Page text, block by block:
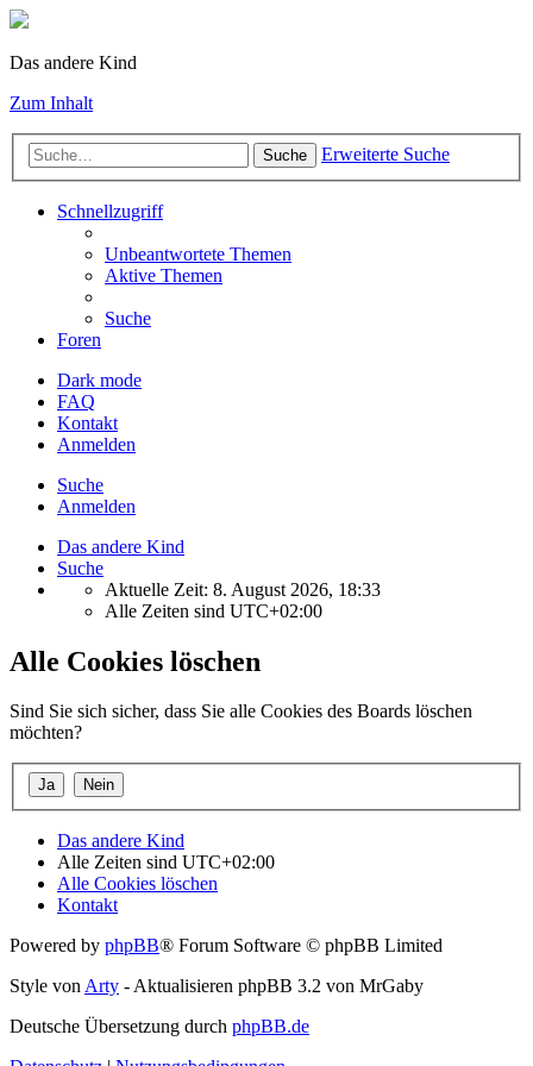
Das andere Kind
Zum Inhalt
Suche Erweiterte Suche
Schnellzugriff
Unbeantwortete Themen
Aktive Themen
Suche
Foren
Dark mode
FAQ
Kontakt
Anmelden
Suche
Anmelden
Das andere Kind
Suche
Aktuelle Zeit: 8. August 2026, 18:33
Alle Zeiten sind UTC+02:00
Alle Cookies löschen
Sind Sie sich sicher, dass Sie alle Cookies des Boards löschen
möchten?
Das andere Kind
Alle Zeiten sind UTC+02:00
Alle Cookies löschen
Kontakt
Powered by phpBB® Forum Software © phpBB Limited
Style von Arty - Aktualisieren phpBB 3.2 von MrGaby
Deutsche Übersetzung durch phpBB.de